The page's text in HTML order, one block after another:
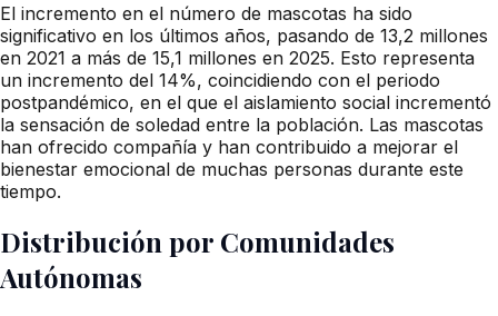
El incremento en el número de mascotas ha sido
significativo en los últimos años, pasando de 13,2 millones
en 2021 a más de 15,1 millones en 2025. Esto representa
un incremento del 14%, coincidiendo con el periodo
postpandémico, en el que el aislamiento social incrementó
la sensación de soledad entre la población. Las mascotas
han ofrecido compañía y han contribuido a mejorar el
bienestar emocional de muchas personas durante este
tiempo.
Distribución por Comunidades
Autónomas